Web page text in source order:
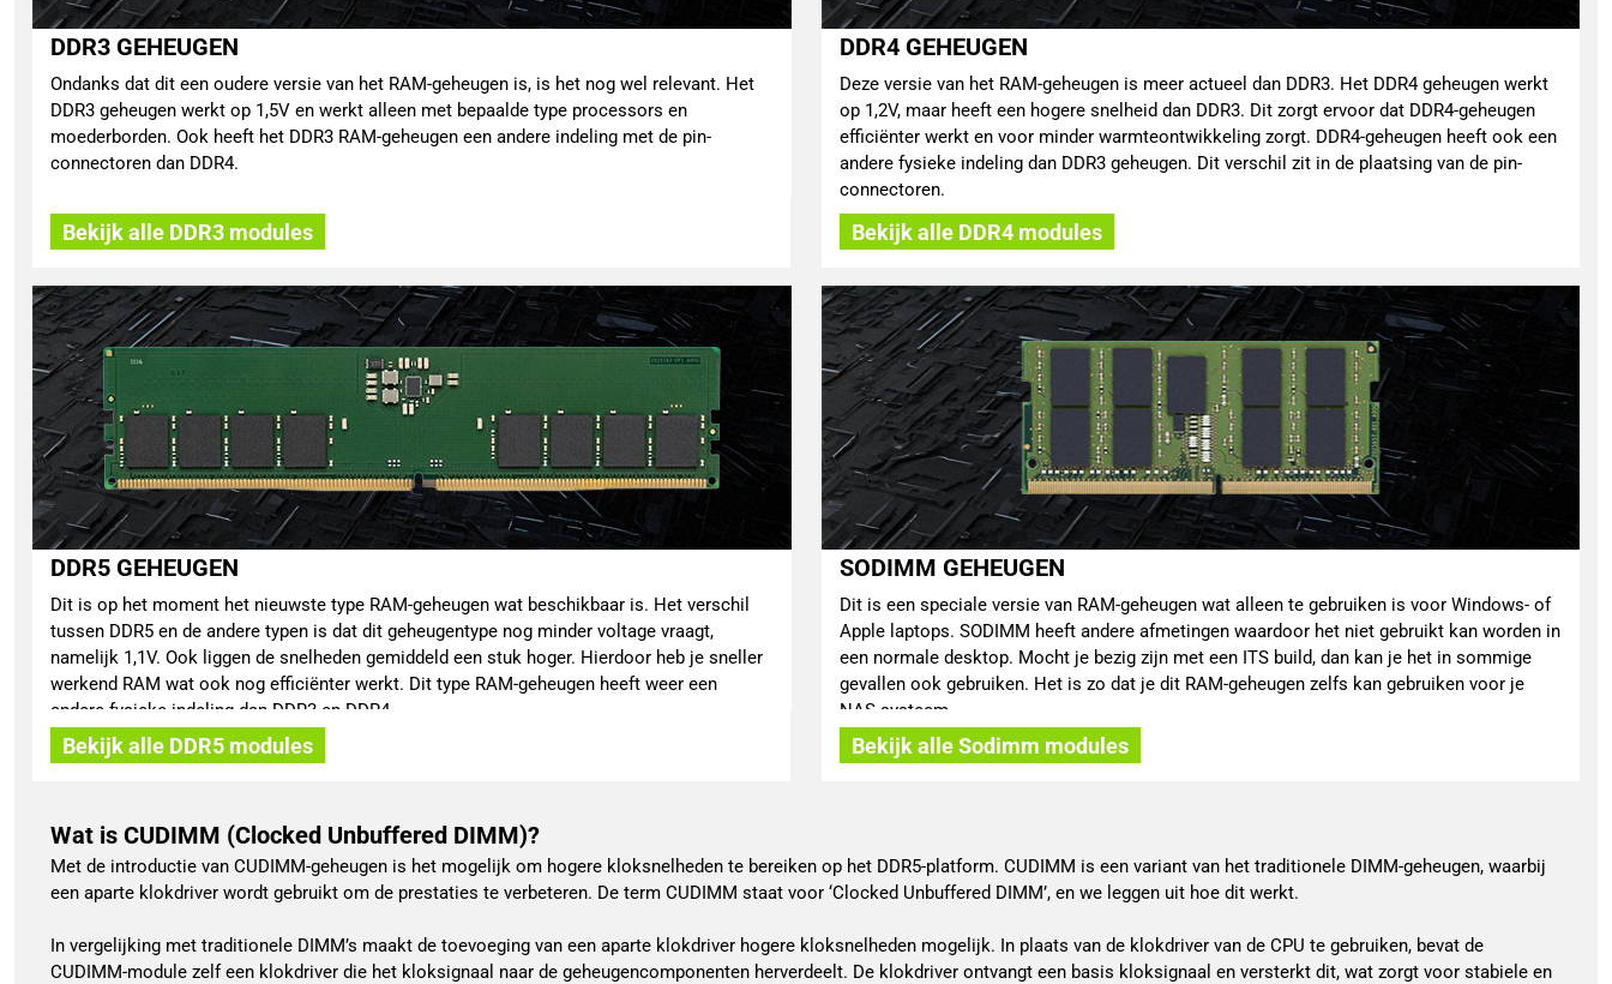
DDR3 GEHEUGEN
Ondanks dat dit een oudere versie van het RAM-geheugen is, is het nog wel relevant. Het
DDR3 geheugen werkt op 1,5V en werkt alleen met bepaalde type processors en
moederborden. Ook heeft het DDR3 RAM-geheugen een andere indeling met de pin-
connectoren dan DDR4.
DDR4 GEHEUGEN
Deze versie van het RAM-geheugen is meer actueel dan DDR3. Het DDR4 geheugen werkt
op 1,2V, maar heeft een hogere snelheid dan DDR3. Dit zorgt ervoor dat DDR4-geheugen
efficiënter werkt en voor minder warmteontwikkeling zorgt. DDR4-geheugen heeft ook een
andere fysieke indeling dan DDR3 geheugen. Dit verschil zit in de plaatsing van de pin-
connectoren.
Bekijk alle DDR3 modules Bekijk alle DDR4 modules
DDR5 GEHEUGEN
Dit is op het moment het nieuwste type RAM-geheugen wat beschikbaar is. Het verschil
tussen DDR5 en de andere typen is dat dit geheugentype nog minder voltage vraagt,
namelijk 1,1V. Ook liggen de snelheden gemiddeld een stuk hoger. Hierdoor heb je sneller
werkend RAM wat ook nog efficiënter werkt. Dit type RAM-geheugen heeft weer een
andere fysieke indeling dan DDR3 en DDR4.
SODIMM GEHEUGEN
Dit is een speciale versie van RAM-geheugen wat alleen te gebruiken is voor Windows- of
Apple laptops. SODIMM heeft andere afmetingen waardoor het niet gebruikt kan worden in
een normale desktop. Mocht je bezig zijn met een ITS build, dan kan je het in sommige
gevallen ook gebruiken. Het is zo dat je dit RAM-geheugen zelfs kan gebruiken voor je
NAS-systeem.
Bekijk alle DDR5 modules Bekijk alle Sodimm modules
Wat is CUDIMM (Clocked Unbuffered DIMM)?
Met de introductie van CUDIMM-geheugen is het mogelijk om hogere kloksnelheden te bereiken op het DDR5-platform. CUDIMM is een variant van het traditionele DIMM-geheugen, waarbij
een aparte klokdriver wordt gebruikt om de prestaties te verbeteren. De term CUDIMM staat voor ‘Clocked Unbuffered DIMM’, en we leggen uit hoe dit werkt.
In vergelijking met traditionele DIMM’s maakt de toevoeging van een aparte klokdriver hogere kloksnelheden mogelijk. In plaats van de klokdriver van de CPU te gebruiken, bevat de
CUDIMM-module zelf een klokdriver die het kloksignaal naar de geheugencomponenten herverdeelt. De klokdriver ontvangt een basis kloksignaal en versterkt dit, wat zorgt voor stabiele en